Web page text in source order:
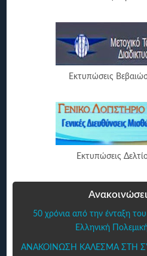
Εκτυπώσεις
Εκτυπώσεις
50 χρόνια από την ένταξη
Ελληνική
ΑΝΑΚΟΙΝΩΣΗ ΚΑΛΕΣΜΑ ΣΤΗ